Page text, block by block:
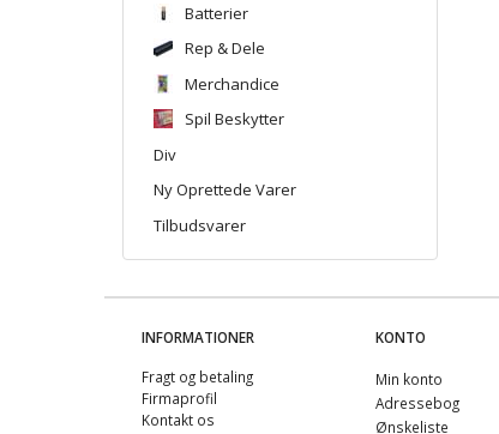
Batterier
Rep & Dele
Merchandice
Spil Beskytter
Div
Ny Oprettede Varer
Tilbudsvarer
INFORMATIONER
Fragt og betaling
Firmaprofil
Kontakt os
KONTO
Min konto
Adressebog
Ønskeliste